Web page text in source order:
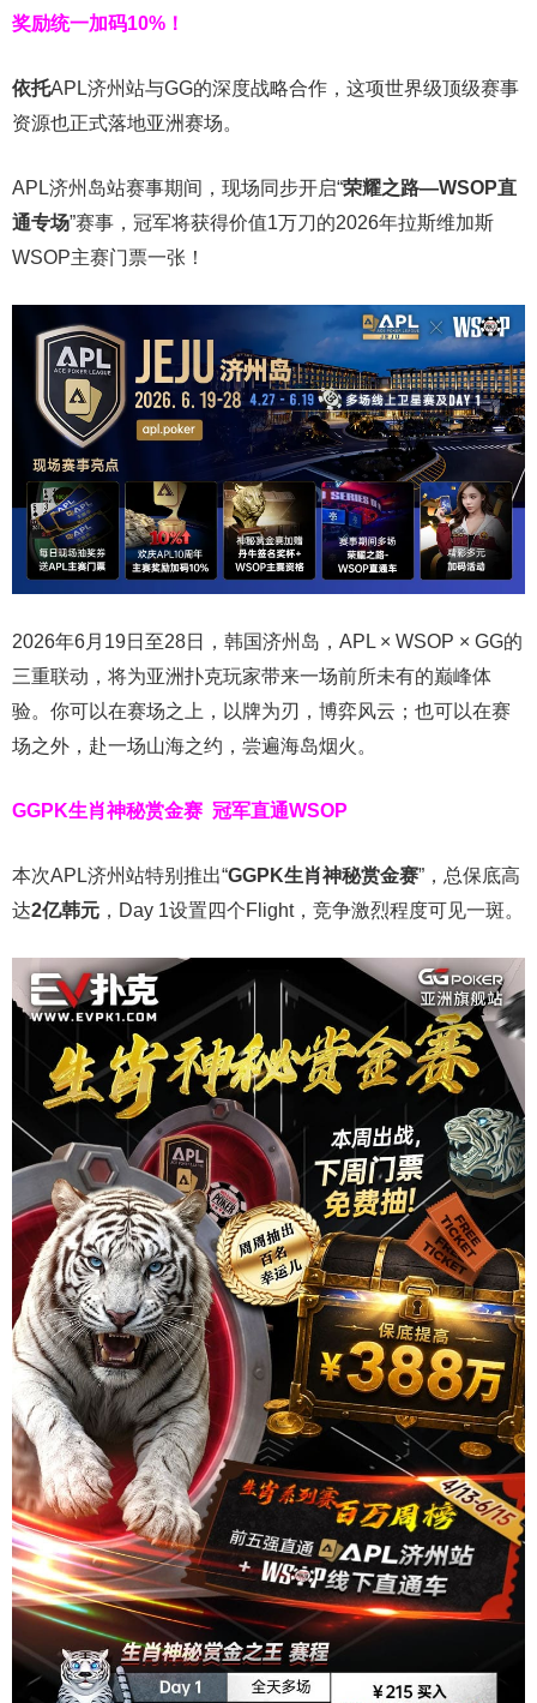
奖励统一加码10% ！
依托APL济州站与GG的深度战略合作，这项世界级顶级赛事
资源也正式落地亚洲赛场。
APL济州岛站赛事期间，现场同步开启“荣耀之路—WSOP直
通专场”赛事，冠军将获得价值1万刀的2026年拉斯维加斯
WSOP主赛门票一张！
2026年6月19日至28日，韩国济州岛，APL × WSOP × GG的
三重联动，将为亚洲扑克玩家带来一场前所未有的巅峰体
验。 你可以在赛场之上，以牌为刃，博弈风云；也可以在赛
场之外，赴一场山海之约，尝遍海岛烟火。
GGPK生肖神秘赏金赛 冠军直通WSOP
本次APL济州站特别推出“GGPK生肖神秘赏金赛”，总保底高
达2亿韩元 ，Day 1设置四个Flight，竞争激烈程度可见一斑。